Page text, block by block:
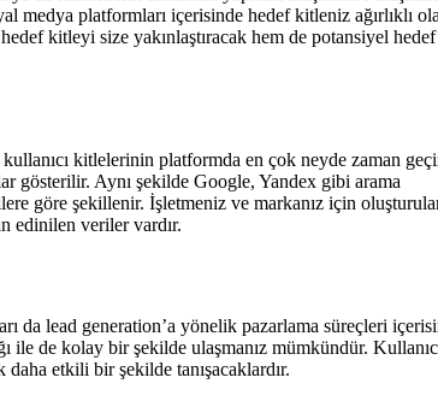
medya platformları içerisinde hedef kitleniz ağırlıklı
kitleyi size yakınlaştıracak hem de potansiyel hedef
kitlelerinin platformda en çok neyde zaman
gösterilir. Aynı şekilde Google, Yandex gibi arama
göre şekillenir. İşletmeniz ve markanız için
edinilen veriler vardır.
da lead generation’a yönelik pazarlama süreçleri
ile de kolay bir şekilde ulaşmanız mümkündür.
etkili bir şekilde tanışacaklardır.